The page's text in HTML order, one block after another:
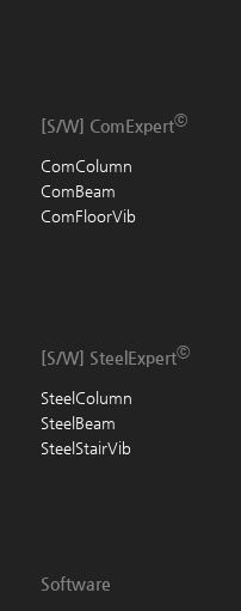
[S/W] ComExpertⓒ
ComColumn
ComBeam
ComFloorVib
[S/W] SteelExpertⓒ
SteelColumn
SteelBeam
SteelStairVib
Software